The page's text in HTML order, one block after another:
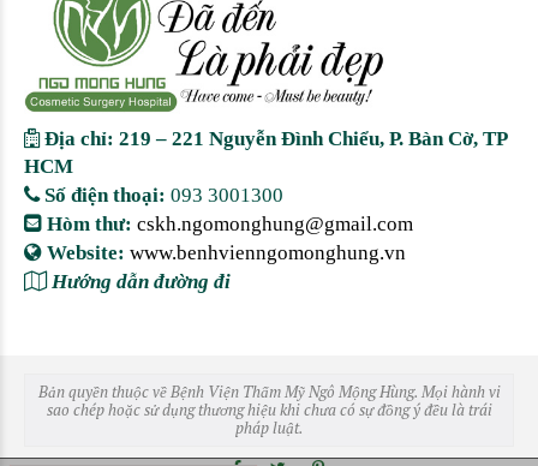
Địa chỉ: 219 – 221 Nguyễn Đình Chiểu, P. Bàn Cờ, TP
HCM
Số điện thoại: 093 3001300
Hòm thư: cskh.ngomonghung@gmail.com
Website: www.benhvienngomonghung.vn
Hướng dẫn đường đi
Bản quyền thuộc về Bệnh Viện Thẩm Mỹ Ngô Mộng Hùng. Mọi hành vi
sao chép hoặc sử dụng thương hiệu khi chưa có sự đồng ý đều là trái
pháp luật.